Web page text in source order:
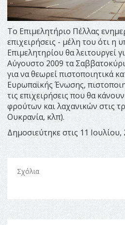
Το Επιμελητήριο Πέλλας
επιχειρήσεις - μέλη του ότι η
Επιμελητηρίου θα λειτουργεί
Αύγουστο 2009 τα
για να θεωρεί πιστοποιητικά
Ευρωπαϊκής Ένωσης,
τις επιχειρήσεις που θα
φρούτων και λαχανικών στις
Ουκρανία, κλπ).
Δημοσιεύτηκε στις 11 Ιουλίου,
Σχόλια